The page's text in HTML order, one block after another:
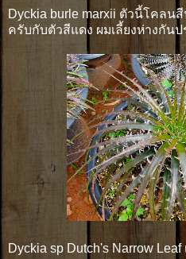
Dyckia burle marxii ตัวนี้โคลน
ครับกับตัวสีแดง ผมเลี้ยงห่างกัน
Dyckia sp Dutch's Narrow